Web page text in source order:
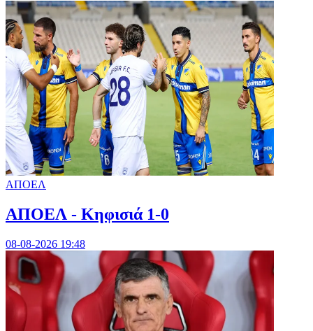
ΑΠΟΕΛ
ΑΠΟΕΛ - Κηφισιά 1-0
08-08-2026 19:48